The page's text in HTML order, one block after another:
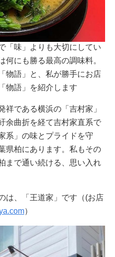
「味」よりも大切にしてい
何にも勝る最高の調味料。
物語」と、私が勝手にお店
物語」を紹介します
である横浜の「吉村家」
余曲折を経て吉村家直系で
系」の味とプライドを守
県柏にあります。私もその
まで通い続ける、思い入れ
は、「王道家」です（(お店
）